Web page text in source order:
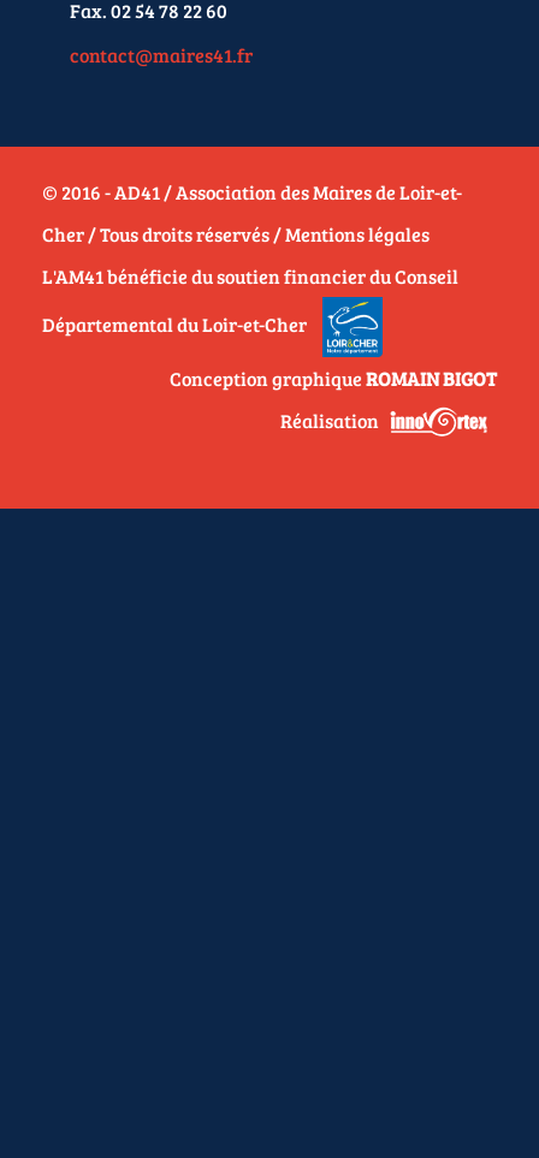
Fax. 02 54 78 22 60
contact@maires41.fr
© 2016 - AD41 / Association des Maires de Loir-et-
Cher / Tous droits réservés /Mentions légales
L'AM41 bénéficie du soutien financier du Conseil
Départemental du Loir-et-Cher
Conception graphiqueROMAIN BIGOT
Réalisation